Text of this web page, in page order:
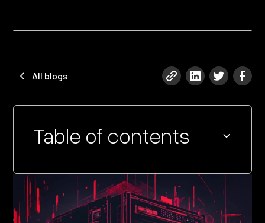
All blogs
Table of contents
Heading 2
Heading 3